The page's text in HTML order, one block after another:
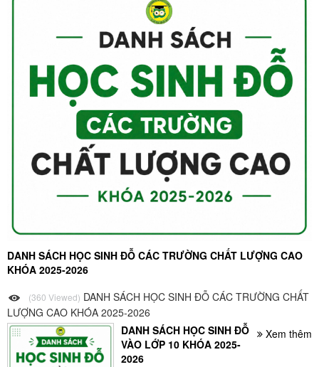
DANH SÁCH HỌC SINH ĐỖ CÁC TRƯỜNG CHẤT LƯỢNG CAO
KHÓA 2025-2026
(360 Viewed) DANH SÁCH HỌC SINH ĐỖ CÁC TRƯỜNG CHẤT
LƯỢNG CAO KHÓA 2025-2026
Xem thêm
DANH SÁCH HỌC SINH ĐỖ
VÀO LỚP 10 KHÓA 2025-
2026